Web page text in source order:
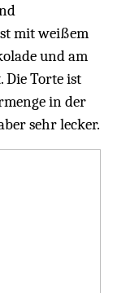
mit weißem
und am
Die Torte ist
in der
sehr lecker.